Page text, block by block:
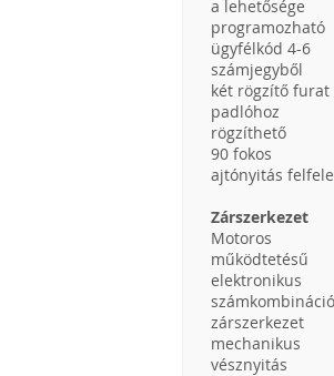
a lehetősége
programozható
ügyfélkód 4-6
számjegyből
két rögzítő furat
padlóhoz
rögzíthető
90 fokos
ajtónyitás felfele
Zárszerkezet
Motoros
működtetésű
elektronikus
zárszerkezet
mechanikus
vésznyitás